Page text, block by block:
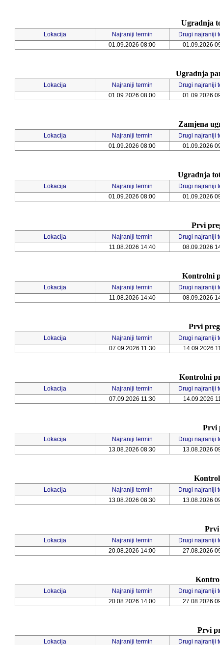
Ugradnja
Lokacija Najraniji termin
Drugi najraniji
01.09.2026 08:00
01.09.2026
Ugradnja
Lokacija Najraniji termin
Drugi najraniji
01.09.2026 08:00
01.09.2026
Zamjena
Lokacija Najraniji termin
Drugi najraniji
01.09.2026 08:00
01.09.2026
Ugradnja
Lokacija Najraniji termin
Drugi najraniji
01.09.2026 08:00
01.09.2026
Prvi
Lokacija Najraniji termin
Drugi najraniji
11.08.2026 14:40
08.09.2026
Kontrolni
Lokacija Najraniji termin
Drugi najraniji
11.08.2026 14:40
08.09.2026
Prvi
Lokacija Najraniji termin
Drugi najraniji
07.09.2026 11:30
14.09.2026
Kontrolni
Lokacija Najraniji termin
Drugi najraniji
07.09.2026 11:30
14.09.2026
Prvi
Lokacija Najraniji termin
Drugi najraniji
13.08.2026 08:30
13.08.2026
Lokacija Najraniji termin
Drugi najraniji
13.08.2026 08:30
13.08.2026
Prvi
Lokacija Najraniji termin
Drugi najraniji
20.08.2026 14:00
27.08.2026
Lokacija Najraniji termin
Drugi najraniji
20.08.2026 14:00
27.08.2026
Prvi
Lokacija Najraniji termin Drugi najraniji